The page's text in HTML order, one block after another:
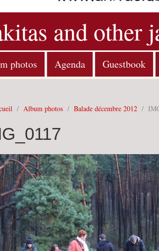
and other
photos Agenda Guestbook
/ Album photos / Balade décembre 2012 /